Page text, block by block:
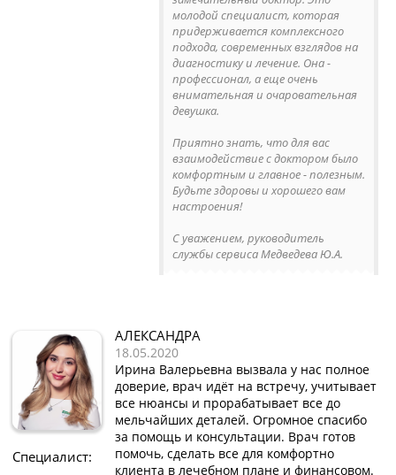
молодой специалист, которая
придерживается комплексного
подхода, современных взглядов на
диагностику и лечение. Она -
профессионал, а еще очень
внимательная и очаровательная
девушка.
Приятно знать, что для вас
взаимодействие с доктором было
комфортным и главное - полезным.
Будьте здоровы и хорошего вам
настроения!
С уважением, руководитель
службы сервиса Медведева Ю.А.
Специалист:
АЛЕКСАНДРА
18.05.2020
Ирина Валерьевна вызвала у нас полное
доверие, врач идёт на встречу, учитывает
все нюансы и прорабатывает все до
мельчайших деталей. Огромное спасибо
за помощь и консультации. Врач готов
помочь, сделать все для комфортно
клиента в лечебном плане и финансовом.